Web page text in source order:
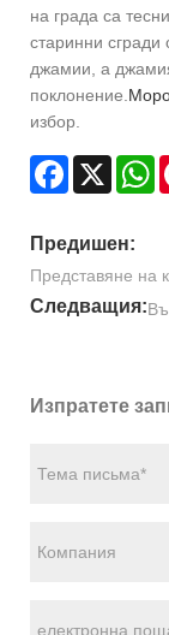
на града са
старинни сгради
джамии, а
поклонение.
избор.
Facebook
X
Предишен:
Представяне на
Следващия:
Изпратете